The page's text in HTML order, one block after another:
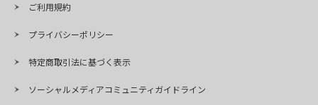
ご利用規約
プライバシーポリシー
特定商取引法に基づく表示
ソーシャルメディアコミュニティガイドライン